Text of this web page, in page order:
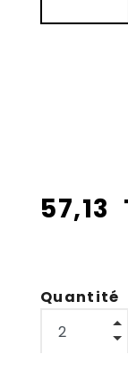
57,13
Quantité